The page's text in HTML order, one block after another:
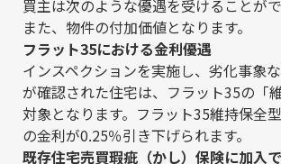
買主は次のような優遇を受けることが
また、物件の付加価値となります。
フラット35における金利優遇
インスペクションを実施し、劣化事象
が確認された住宅は、フラット35の「
対象となります。フラット35維持保全
の金利が0.25％引き下げられます。
既存住宅売買瑕疵（かし）保険に加入